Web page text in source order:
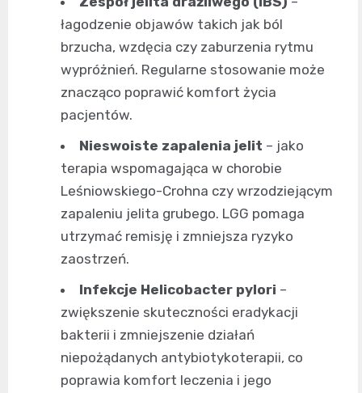
łagodzenie objawów takich jak ból
brzucha, wzdęcia czy zaburzenia rytmu
wypróżnień. Regularne stosowanie może
znacząco poprawić komfort życia
pacjentów.
Nieswoiste zapalenia jelit – jako
terapia wspomagająca w chorobie
Leśniowskiego-Crohna czy wrzodziejącym
zapaleniu jelita grubego. LGG pomaga
utrzymać remisję i zmniejsza ryzyko
zaostrzeń.
Infekcje Helicobacter pylori –
zwiększenie skuteczności eradykacji
bakterii i zmniejszenie działań
niepożądanych antybiotykoterapii, co
poprawia komfort leczenia i jego